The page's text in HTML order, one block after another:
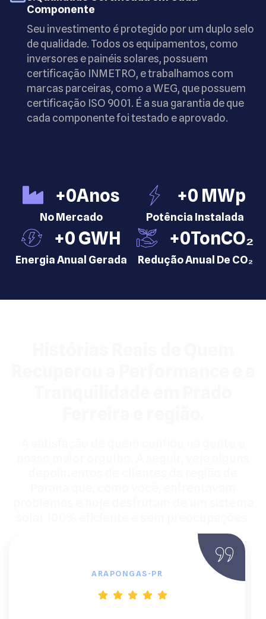
Componente
Seu investimento é protegido por um duplo selo
de qualidade. Todos os equipamentos, como
inversores e painéis solares, possuem
certificação INMETRO, e trabalhamos com
marcas parceiras, como a WEG, que possuem
certificação ISO 9001. É a sua garantia de que
cada componente foi testado e aprovado.
+0Anos
No Mercado
+0 MWp
Potência Instalada
+0 GWH
Energia Anual Gerada
+0TonCO₂
Redução Anual De CO₂
ARAPONGAS-PR